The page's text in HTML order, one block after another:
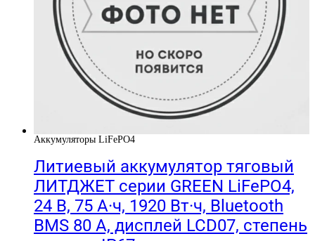
Аккумуляторы LiFePO4
Литиевый аккумулятор тяговый
ЛИТДЖЕТ серии GREEN LiFePO4,
24 В, 75 А·ч, 1920 Вт·ч, Bluetooth
BMS 80 А, дисплей LCD07, степень